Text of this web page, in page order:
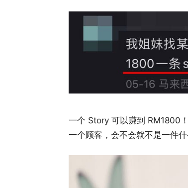
一个 Story 可以赚到 RM1800
一个顾客，会不会就不是一件